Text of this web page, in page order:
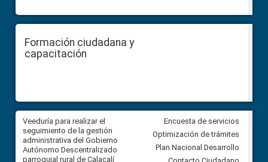
Formación ciudadana y
capacitación
Veeduría para realizar el
seguimiento de la gestión
administrativa del Gobierno
Autónomo Descentralizado
parroquial rural de Calacalí
Veeduría para vigilar los
derivados de la Audiencia
entre el GAD de Ibarra y la
comunidad Urbina, parroquia
Carolina
Encuesta de servicios
Optimización de trámites
Plan Nacional Desarrollo